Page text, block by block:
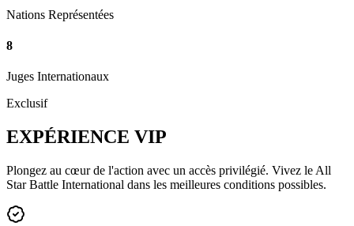
Nations Représentées
8
Juges Internationaux
Exclusif
EXPÉRIENCE VIP
Plongez au cœur de l'action avec un accès privilégié. Vivez le All
Star Battle International dans les meilleures conditions possibles.